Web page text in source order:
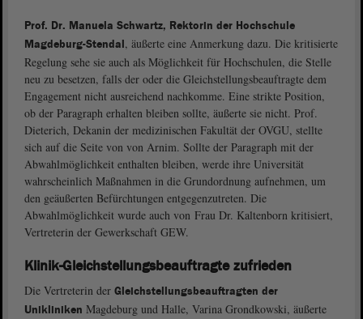
Prof. Dr. Manuela Schwartz, Rektorin der Hochschule
Magdeburg-Stendal, äußerte eine Anmerkung dazu. Die kritisierte
Regelung sehe sie auch als Möglichkeit für Hochschulen, die Stelle
neu zu besetzen, falls der oder die Gleichstellungsbeauftragte dem
Engagement nicht ausreichend nachkomme. Eine strikte Position,
ob der Paragraph erhalten bleiben sollte, äußerte sie nicht. Prof.
Dieterich, Dekanin der medizinischen Fakultät der OVGU, stellte
sich auf die Seite von von Arnim. Sollte der Paragraph mit der
Abwahlmöglichkeit enthalten bleiben, werde ihre Universität
wahrscheinlich Maßnahmen in die Grundordnung aufnehmen, um
den geäußerten Befürchtungen entgegenzutreten. Die
Abwahlmöglichkeit wurde auch von Frau Dr. Kaltenborn kritisiert,
Vertreterin der Gewerkschaft GEW.
Klinik-Gleichstellungsbeauftragte zufrieden
Die Vertreterin der Gleichstellungsbeauftragten der
Unikliniken Magdeburg und Halle, Varina Grondkowski, äußerte